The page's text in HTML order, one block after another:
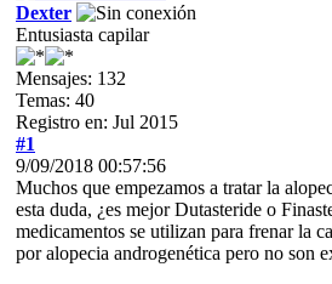
Dexter
Entusiasta capilar
Mensajes: 132
Temas: 40
Registro en: Jul 2015
#1
9/09/2018 00:57:56
Muchos que empezamos a tratar la
esta duda, ¿es mejor Dutasteride o
medicamentos se utilizan para frenar la
por alopecia androgenética pero no son